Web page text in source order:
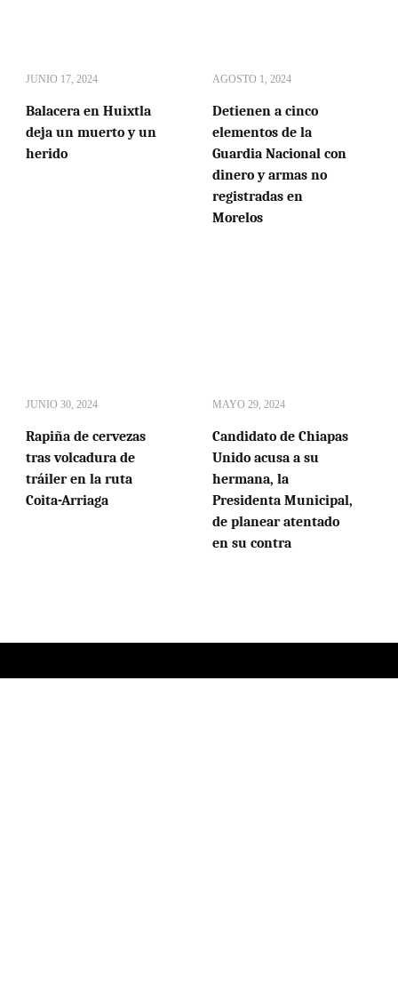
JUNIO 17, 2024
Balacera en Huixtla
deja un muerto y un
herido
AGOSTO 1, 2024
Detienen a cinco
elementos de la
Guardia Nacional con
dinero y armas no
registradas en
Morelos
JUNIO 30, 2024
Rapiña de cervezas
tras volcadura de
tráiler en la ruta
Coita-Arriaga
MAYO 29, 2024
Candidato de Chiapas
Unido acusa a su
hermana, la
Presidenta Municipal,
de planear atentado
en su contra